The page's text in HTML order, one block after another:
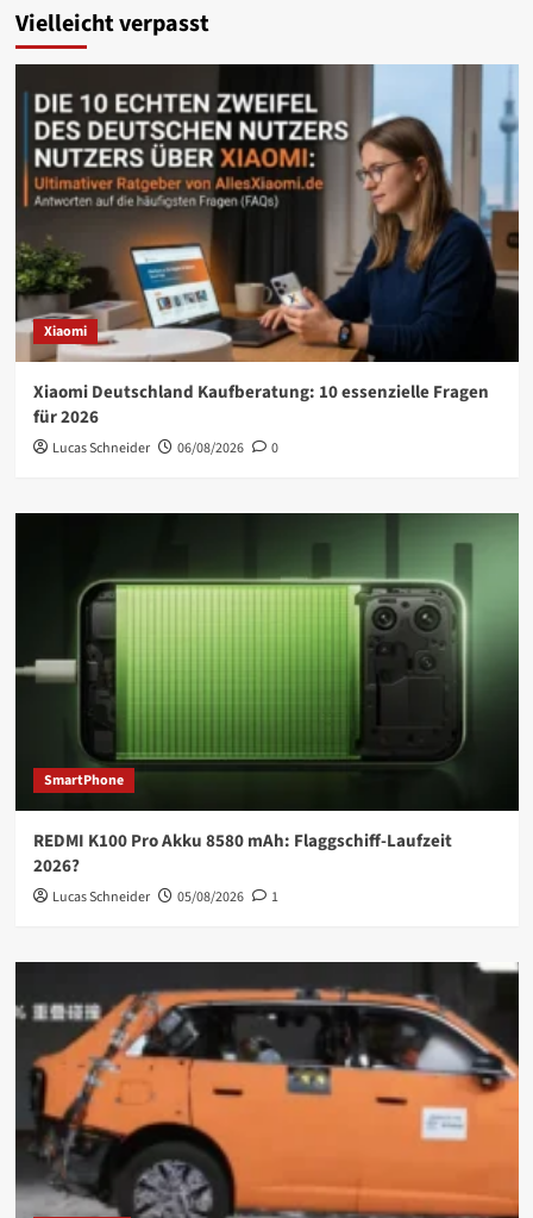
Vielleicht verpasst
Xiaomi
Xiaomi Deutschland Kaufberatung: 10 essenzielle Fragen
für 2026
Lucas Schneider 06/08/2026 0
SmartPhone
REDMI K100 Pro Akku 8580 mAh: Flaggschiff-Laufzeit
2026?
Lucas Schneider 05/08/2026 1